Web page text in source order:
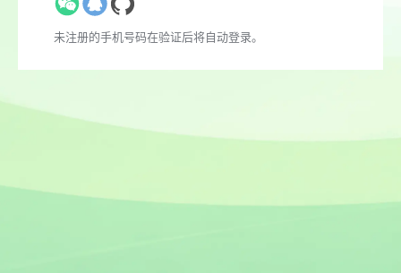
未注册的手机号码在验证后将自动登录。